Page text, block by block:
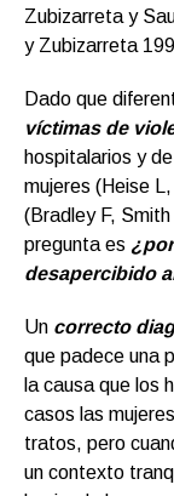
Zubizarreta y
y Zubizarreta
Dado que
víctimas de
hospitalarios y
mujeres (Heise
(Bradley F,
pregunta es
desapercibido
Un correcto
que padece una
la causa que los
casos las
tratos, pero
un contexto